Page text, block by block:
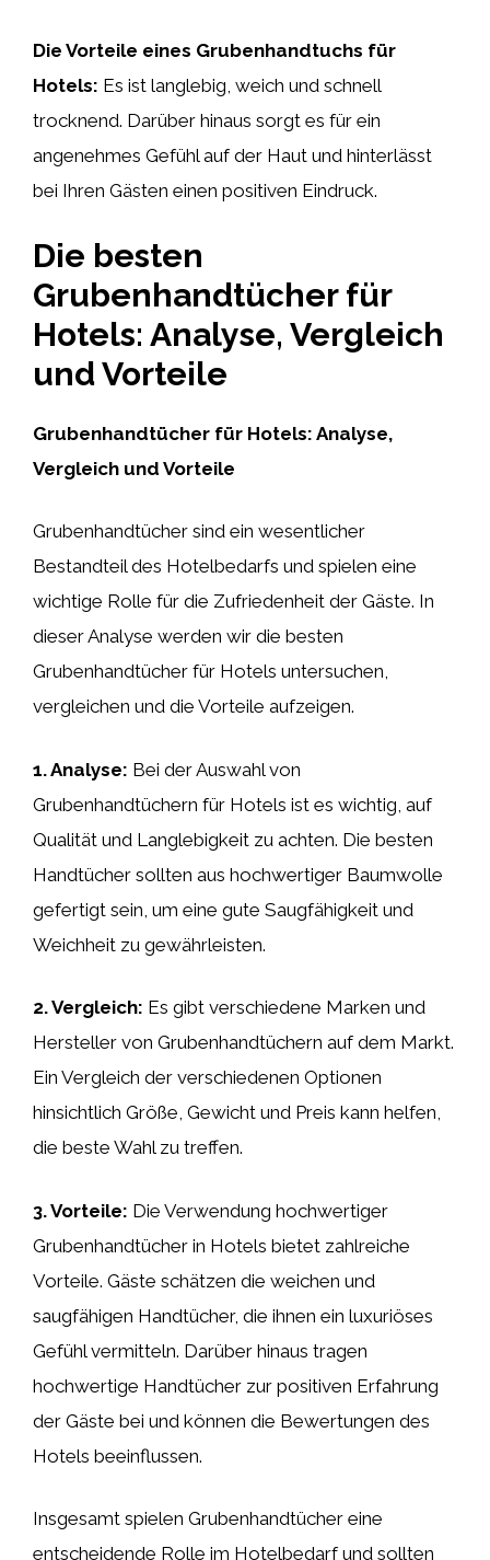
Die Vorteile eines Grubenhandtuchs für
Hotels: Es ist langlebig, weich und schnell
trocknend. Darüber hinaus sorgt es für ein
angenehmes Gefühl auf der Haut und hinterlässt
bei Ihren Gästen einen positiven Eindruck.
Die besten
Grubenhandtücher für
Hotels: Analyse, Vergleich
und Vorteile
Grubenhandtücher für Hotels: Analyse,
Vergleich und Vorteile
Grubenhandtücher sind ein wesentlicher
Bestandteil des Hotelbedarfs und spielen eine
wichtige Rolle für die Zufriedenheit der Gäste. In
dieser Analyse werden wir die besten
Grubenhandtücher für Hotels untersuchen,
vergleichen und die Vorteile aufzeigen.
1. Analyse: Bei der Auswahl von
Grubenhandtüchern für Hotels ist es wichtig, auf
Qualität und Langlebigkeit zu achten. Die besten
Handtücher sollten aus hochwertiger Baumwolle
gefertigt sein, um eine gute Saugfähigkeit und
Weichheit zu gewährleisten.
2. Vergleich: Es gibt verschiedene Marken und
Hersteller von Grubenhandtüchern auf dem Markt.
Ein Vergleich der verschiedenen Optionen
hinsichtlich Größe, Gewicht und Preis kann helfen,
die beste Wahl zu treffen.
3. Vorteile: Die Verwendung hochwertiger
Grubenhandtücher in Hotels bietet zahlreiche
Vorteile. Gäste schätzen die weichen und
saugfähigen Handtücher, die ihnen ein luxuriöses
Gefühl vermitteln. Darüber hinaus tragen
hochwertige Handtücher zur positiven Erfahrung
der Gäste bei und können die Bewertungen des
Hotels beeinflussen.
Insgesamt spielen Grubenhandtücher eine
entscheidende Rolle im Hotelbedarf und sollten